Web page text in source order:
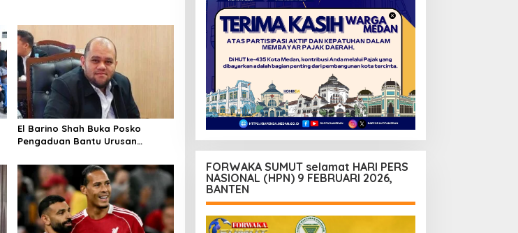
El Barino Shah Buka Posko
Pengaduan Bantu Urusan
FORWAKA SUMUT selamat HARI PERS
NASIONAL (HPN) 9 FEBRUARI 2026,
BANTEN